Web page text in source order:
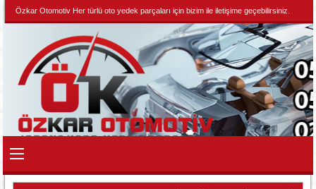
Özkar Otomotiv Her türlü oto yedek parçaları için bizim ile iletişime geçebilirsiniz.